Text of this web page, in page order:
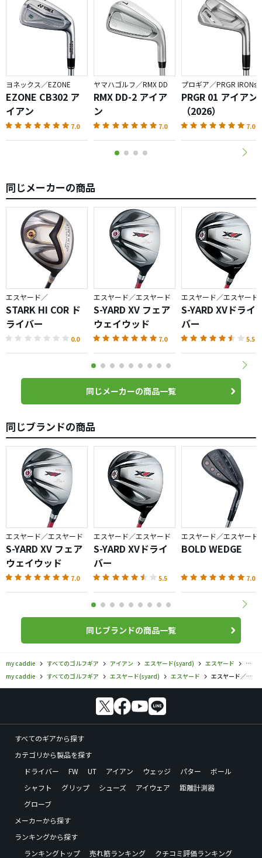
ヨネックス／EZONE
EZONE CB302 ア
イアン
7.0
ヤマハゴルフ／RMX DD
RMX DD-2 アイア
ン
7.0
プロギア／PRGR IRONs
PRGR 01 アイアン
（2026）
7.0
同じメーカーの商品
エスヤード／
STARK HI COR ド
ライバー
0.0
エスヤード／エスヤード
S-YARD XV フェア
ウェイウッド
7.0
エスヤード／エスヤード
S-YARD XVドライ
バー
5.5
同じメーカーの商品一覧
同じブランドの商品
エスヤード／エスヤード
S-YARD XV フェア
ウェイウッド
7.0
エスヤード／エスヤード
S-YARD XVドライ
バー
5.5
エスヤード／エスヤード
BOLD WEDGE
7.0
同じブランドの商品一覧
my caddie すべてのゴルフギア アイアン エスヤード(syard) エスヤード
エス
my caddie
すべてのゴルフギア エスヤード(syard) エスヤード エスヤード／エスヤード／S-YARD XV アイアンの口コミ評価
すべてのギアから探す
カテゴリから製品を探す
ドライバー
FW UT アイアン ウェッジ パター
ボール
シャフト
グリップ シューズ アイウェア
距離計測器
グローブ
メーカーから探す
ランキングから探す
ランキングトップ
売れ筋ランキング
クチコミ評価ランキング